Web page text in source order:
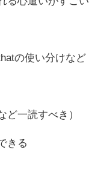
の使い分けなど
一読すべき）
きる